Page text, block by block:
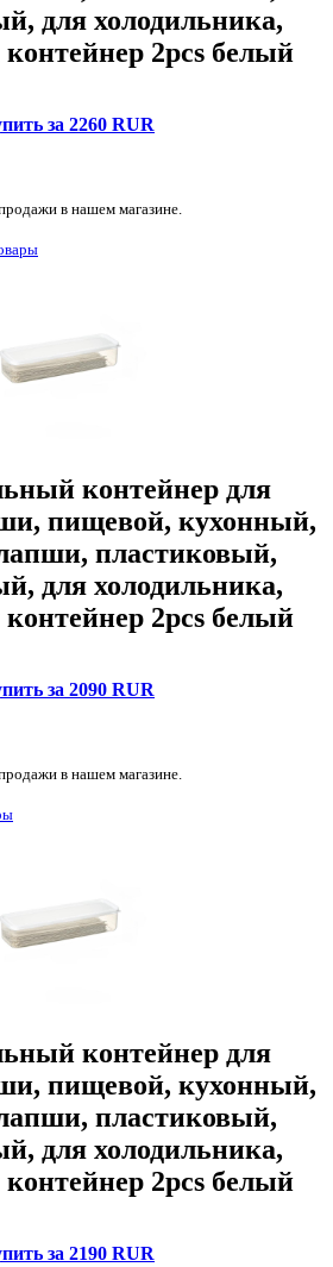
для холодильника,
2pcs белый
за 2260 RUR
в нашем магазине.
контейнер для
пищевой, кухонный,
пластиковый,
для холодильника,
2pcs белый
за 2090 RUR
в нашем магазине.
контейнер для
пищевой, кухонный,
пластиковый,
для холодильника,
2pcs белый
за 2190 RUR